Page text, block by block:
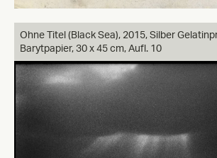
Ohne Titel (Black Sea), 2015, Silber
Barytpapier, 30 x 45 cm, Aufl. 10